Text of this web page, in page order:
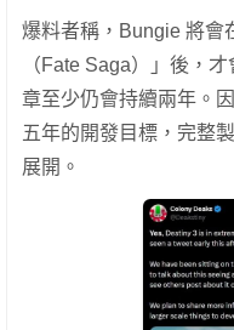
爆料者稱，Bungie 將會
（Fate Saga）」後，
章至少仍會持續兩年。
五年的開發目標，完整
展開。